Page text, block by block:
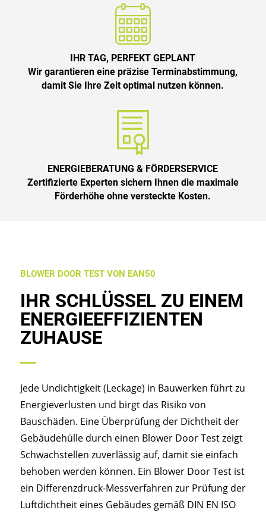
IHR TAG, PERFEKT GEPLANT
Wir garantieren eine präzise Terminabstimmung,
damit Sie Ihre Zeit optimal nutzen können.
ENERGIEBERATUNG & FÖRDERSERVICE
Zertifizierte Experten sichern Ihnen die maximale
Förderhöhe ohne versteckte Kosten.
BLOWER DOOR TEST VON EAN50
IHR SCHLÜSSEL ZU EINEM
ENERGIE­EFFIZIENTEN
ZUHAUSE
Jede Undichtigkeit (Leckage) in Bauwerken führt zu
Energieverlusten und birgt das Risiko von
Bauschäden. Eine Überprüfung der Dichtheit der
Gebäudehülle durch einen Blower Door Test zeigt
Schwachstellen zuverlässig auf, damit sie einfach
behoben werden können. Ein Blower Door Test ist
ein Differenzdruck-Messverfahren zur Prüfung der
Luftdichtheit eines Gebäudes gemäß DIN EN ISO